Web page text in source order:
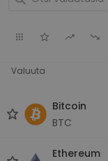
Valuuta
Bitcoin
BTC
Ethereum